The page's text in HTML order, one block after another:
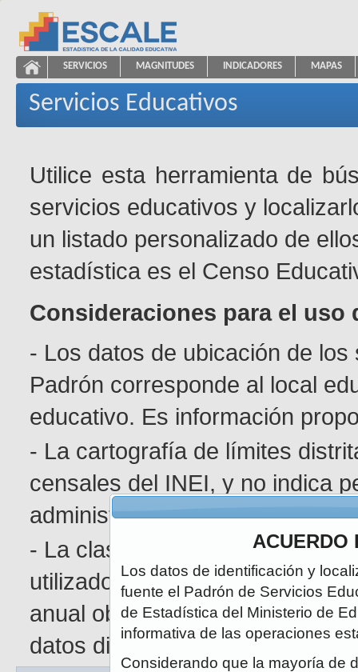
ESCALE - Unidad de Estadística Educativa
Servicios Educativos
NAVEGACIÓN
SERVICIOS MAGNITUDES INDICADORES MAPAS
Servicios Educativos
Utilice esta herramienta de
servicios educativos y
un listado personalizado de
estadística es el Censo
Consideraciones para el uso
- Los datos de ubicación de
Padrón corresponde al local
educativo. Es información
- La cartografía de límites
censales del INEI, y no indica
administrativa determinada.
- La clasificación de área
utilizado en el Censo de
anual obedece a la naturaleza
datos disponibles.
ACUERDO
Los datos de identificación y
fuente el Padrón de Servicios
de Estadística del Ministerio de
informativa de las operaciones
Considerando que la mayoría de